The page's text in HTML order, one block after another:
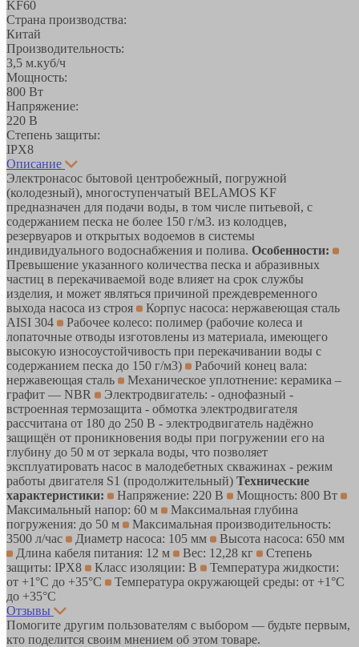
KF60
Страна производства:
Китай
Производительность:
3,5 м.куб/ч
Мощность:
800 Вт
Напряжение:
220 В
Степень защиты:
IPX8
Описание
Электронасос бытовой центробежный, погружной
(колодезный), многоступенчатый BELAMOS KF
предназначен для подачи воды, в том числе питьевой, с
содержанием песка не более 150 г/м3. из колодцев,
резервуаров и открытых водоемов в системы
индивидуального водоснабжения и полива. Особенности:
Превышение указанного количества песка и абразивных
частиц в перекачиваемой воде влияет на срок службы
изделия, и может являться причиной преждевременного
выхода насоса из строя
Корпус насоса: нержавеющая сталь
AISI 304
Рабочее колесо: полимер (рабочие колеса и
лопаточные отводы изготовлены из материала, имеющего
высокую износоустойчивость при перекачивании воды с
содержанием песка до 150 г/м3)
Рабочий конец вала:
нержавеющая сталь
Механическое уплотнение: керамика –
графит — NBR
Электродвигатель: - однофазный -
встроенная термозащита - обмотка электродвигателя
рассчитана от 180 до 250 В - электродвигатель надёжно
защищён от проникновения воды при погружении его на
глубину до 50 м от зеркала воды, что позволяет
эксплуатировать насос в малодебетных скважинах - режим
работы двигателя S1 (продолжительный) Технические
характеристики:
Напряжение: 220 В
Мощность: 800 Вт
Максимальный напор: 60 м
Максимальная глубина
погружения: до 50 м
Максимальная производительность:
3500 л/час
Диаметр насоса: 105 мм
Высота насоса: 650 мм
Длина кабеля питания: 12 м
Вес: 12,28 кг
Степень
защиты: IPX8
Класс изоляции: B
Температура жидкости:
от +1°С до +35°С
Температура окружающей среды: от +1°С
до +35°С
Отзывы
Помогите другим пользователям с выбором — будьте первым,
кто поделится своим мнением об этом товаре.